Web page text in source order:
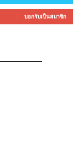
บอกรับเป็นสมาชิก